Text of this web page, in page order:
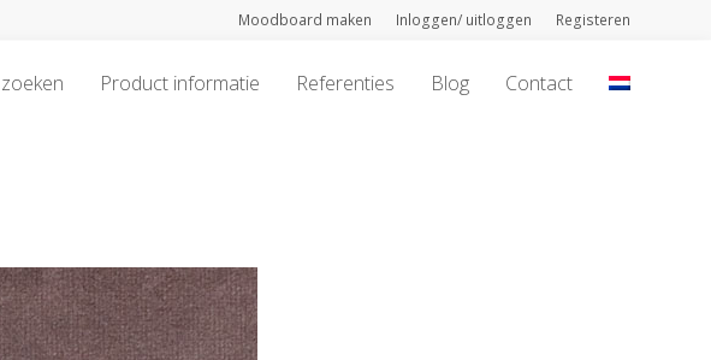
Moodboard maken Inloggen/ uitloggen Registeren
Product informatie Referenties Blog Contact